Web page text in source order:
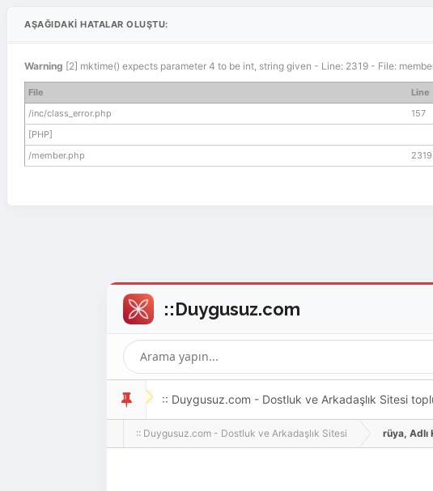
AŞAĞIDAKI HATALAR OLUŞTU:
Warning [2] mktime() expects parameter 4 to be int, string given - Line: 2319 - File:
File Line
/inc/class_error.php
157
[PHP]
/member.php
2319
:: Duygusuz.com - Dostluk ve Arkadaşlık Sitesi
oldukça kolay ve zahmetsizdir.
:: Duygusuz.com - Dostluk ve Arkadaşlık Sitesi rüya, Adlı